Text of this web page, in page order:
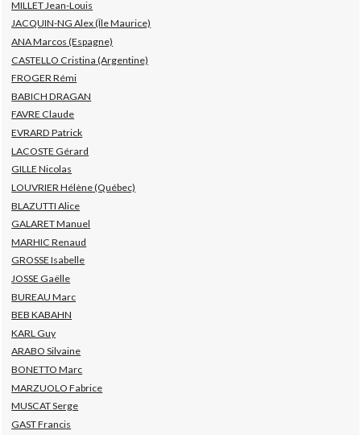
MILLET Jean-Louis
JACQUIN-NG Alex (Île Maurice)
ANA Marcos (Espagne)
CASTELLO Cristina (Argentine)
FROGER Rémi
BABICH DRAGAN
FAVRE Claude
EVRARD Patrick
LACOSTE Gérard
GILLE Nicolas
LOUVRIER Hélène (Québec)
BLAZUTTI Alice
GALARET Manuel
MARHIC Renaud
GROSSE Isabelle
JOSSE Gaëlle
BUREAU Marc
BEB KABAHN
KARL Guy
ARABO Silvaine
BONETTO Marc
MARZUOLO Fabrice
MUSCAT Serge
GAST Francis